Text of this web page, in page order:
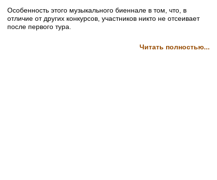
Особенность этого музыкального биеннале в том, что, в
отличие от других конкурсов, участников никто не отсеивает
после первого тура.
Читать полностью...